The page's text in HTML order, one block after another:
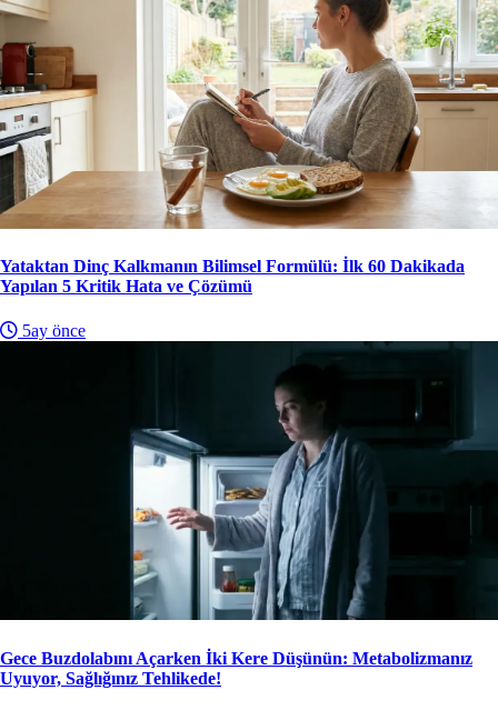
Yataktan Dinç Kalkmanın Bilimsel Formülü: İlk 60 Dakikada
Yapılan 5 Kritik Hata ve Çözümü
5ay önce
Gece Buzdolabını Açarken İki Kere Düşünün: Metabolizmanız
Uyuyor, Sağlığınız Tehlikede!